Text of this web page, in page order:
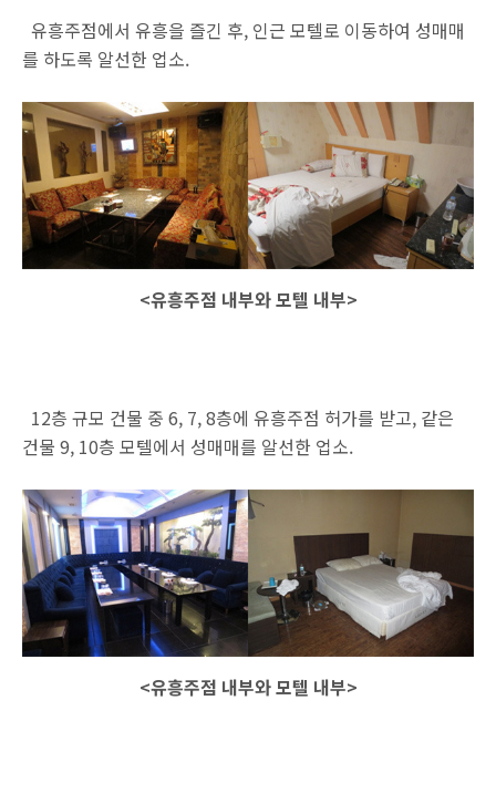
유흥주점에서 유흥을 즐긴 후, 인근 모텔로 이동하여 성매매
를 하도록 알선한 업소.
<유흥주점 내부와 모텔 내부>
12층 규모 건물 중 6, 7, 8층에 유흥주점 허가를 받고, 같은
건물 9, 10층 모텔에서 성매매를 알선한 업소.
<유흥주점 내부와 모텔 내부>